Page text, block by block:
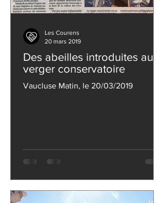
Des abeilles introduites au
verger conservatoire
Vaucluse Matin, le 20/03/2019
Les Courens
20 mars 2019